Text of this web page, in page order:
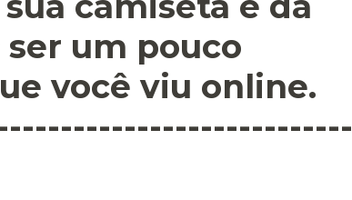
um pouco
você viu online.